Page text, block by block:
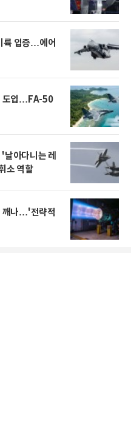
륙 입증…에어
도입…FA-50
아다니는 레
소 역할
깨나…'전략적